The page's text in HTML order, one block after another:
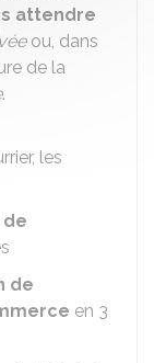
attendre
ou, dans
de la
.
les
de
en 3